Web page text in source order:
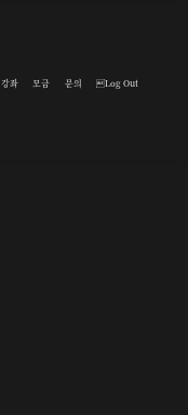
강좌 모금 문의 Log Out